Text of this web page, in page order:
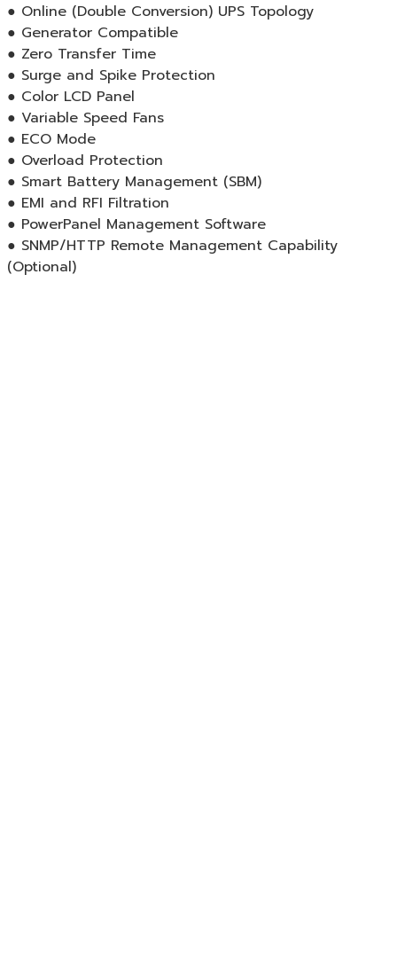
● Online (Double Conversion) UPS Topology
● Generator Compatible
● Zero Transfer Time
● Surge and Spike Protection
● Color LCD Panel
● Variable Speed Fans
● ECO Mode
● Overload Protection
● Smart Battery Management (SBM)
● EMI and RFI Filtration
● PowerPanel Management Software
● SNMP/HTTP Remote Management Capability
(Optional)